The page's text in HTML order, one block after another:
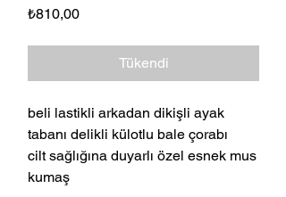
₺810,00Fiyat
Tükendi
beli lastikli arkadan dikişli ayak
tabanı delikli külotlu bale çorabı
cilt sağlığına duyarlı özel esnek mus
kumaş